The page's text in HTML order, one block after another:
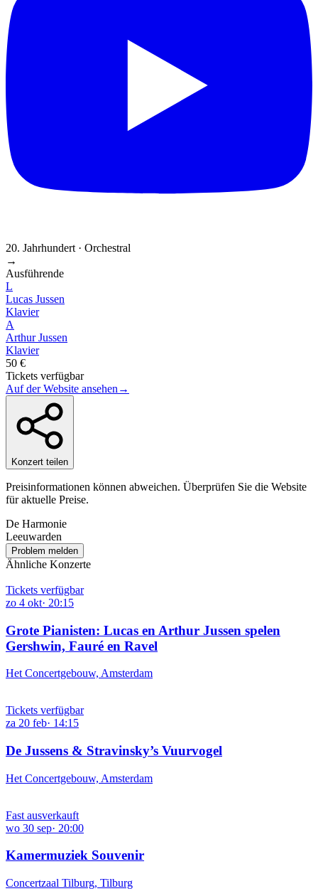
20. Jahrhundert · Orchestral
→
Ausführende
L
Lucas Jussen
Klavier
A
Arthur Jussen
Klavier
50 €
Tickets verfügbar
Auf der Website ansehen →
Konzert teilen
Preisinformationen können abweichen. Überprüfen Sie die Website
für aktuelle Preise.
De Harmonie
Leeuwarden
Problem melden
Ähnliche Konzerte
Tickets verfügbar
zo 4 okt· 20:15
Grote Pianisten: Lucas en Arthur Jussen spelen
Gershwin, Fauré en Ravel
Het Concertgebouw, Amsterdam
Tickets verfügbar
za 20 feb· 14:15
De Jussens & Stravinsky’s Vuurvogel
Het Concertgebouw, Amsterdam
Fast ausverkauft
wo 30 sep· 20:00
Kamermuziek Souvenir
Concertzaal Tilburg, Tilburg